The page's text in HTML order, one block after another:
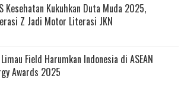
Kesehatan Kukuhkan Duta Muda 2025,
Z Jadi Motor Literasi JKN
Limau Field Harumkan Indonesia di ASEAN
Awards 2025